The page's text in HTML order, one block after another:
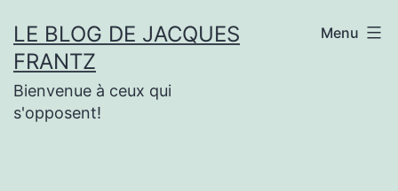
au
contenu
LE BLOG DE JACQUES
FRANTZ
Bienvenue à ceux qui
s'opposent!
Menu